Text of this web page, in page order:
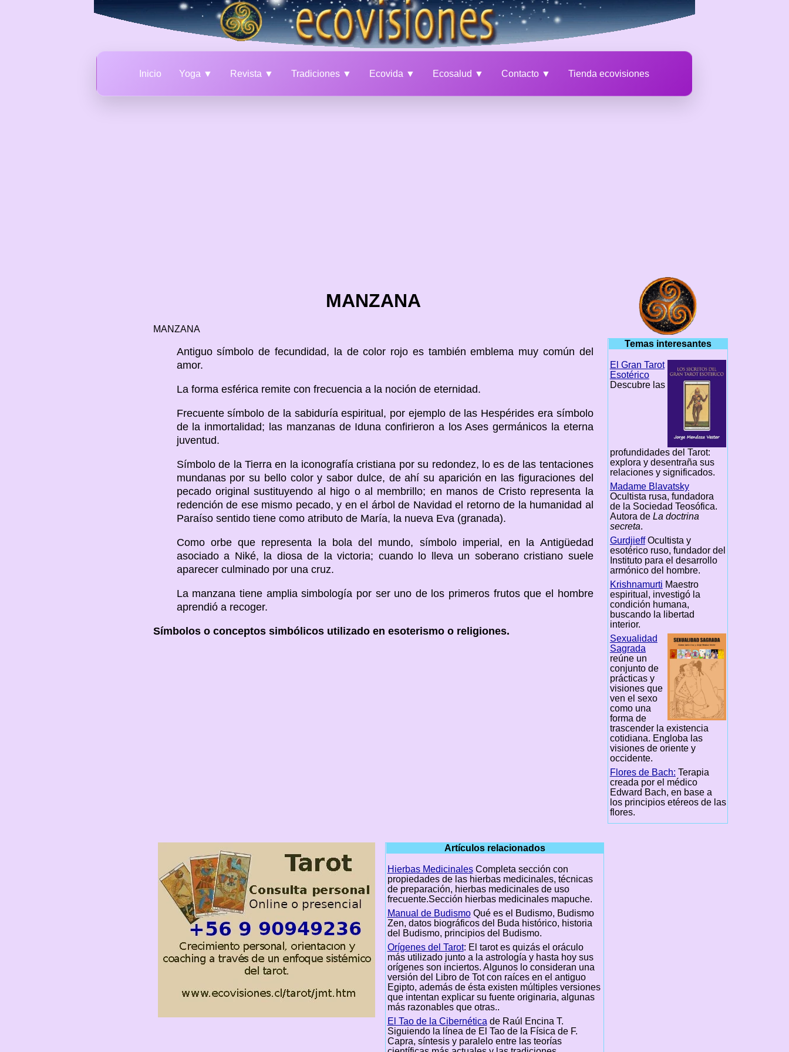
Inicio Yoga ▼ Revista ▼ Tradiciones ▼ Ecovida ▼ Ecosalud ▼ Contacto ▼ Tienda ecovisiones
MANZANA
MANZANA
Antiguo símbolo de fecundidad, la de color rojo es también emblema muy común del
amor.
La forma esférica remite con frecuencia a la noción de eternidad.
Frecuente símbolo de la sabiduría espiritual, por ejemplo de las Hespérides era símbolo
de la inmortalidad; las manzanas de Iduna confirieron a los Ases germánicos la eterna
juventud.
Símbolo de la Tierra en la iconografía cristiana por su redondez, lo es de las tentaciones
mundanas por su bello color y sabor dulce, de ahí su aparición en las figuraciones del
pecado original sustituyendo al higo o al membrillo; en manos de Cristo representa la
redención de ese mismo pecado, y en el árbol de Navidad el retorno de la humanidad al
Paraíso sentido tiene como atributo de María, la nueva Eva (granada).
Como orbe que representa la bola del mundo, símbolo imperial, en la Antigüedad
asociado a Niké, la diosa de la victoria; cuando lo lleva un soberano cristiano suele
aparecer culminado por una cruz.
La manzana tiene amplia simbología por ser uno de los primeros frutos que el hombre
aprendió a recoger.
Símbolos o conceptos simbólicos utilizado en esoterismo o religiones.
Temas interesantes
El Gran Tarot
Esotérico
Descubre las
profundidades del Tarot:
explora y desentraña sus
relaciones y significados.
Madame Blavatsky
Ocultista rusa, fundadora
de la Sociedad Teosófica.
Autora de La doctrina
secreta.
GurdjieffOcultista y
esotérico ruso, fundador del
Instituto para el desarrollo
armónico del hombre.
Krishnamurti Maestro
espiritual, investigó la
condición humana,
buscando la libertad
interior.
Sexualidad
Sagrada
reúne un
conjunto de
prácticas y
visiones que
ven el sexo
como una
forma de
trascender la existencia
cotidiana. Engloba las
visiones de oriente y
occidente.
Flores de Bach: Terapia
creada por el médico
Edward Bach, en base a
los principios etéreos de las
flores.
Artículos relacionados
Hierbas MedicinalesCompleta sección con
propiedades de las hierbas medicinales, técnicas
de preparación, hierbas medicinales de uso
frecuente.Sección hierbas medicinales mapuche.
Manual de BudismoQué es el Budismo, Budismo
Zen, datos biográficos del Buda histórico, historia
del Budismo, principios del Budismo.
Orígenes del Tarot: El tarot es quizás el oráculo
más utilizado junto a la astrología y hasta hoy sus
orígenes son inciertos. Algunos lo consideran una
versión del Libro de Tot con raíces en el antiguo
Egipto, además de ésta existen múltiples versiones
que intentan explicar su fuente originaria, algunas
más razonables que otras..
El Tao de la Cibernética de Raúl Encina T.
Siguiendo la línea de El Tao de la Física de F.
Capra, síntesis y paralelo entre las teorías